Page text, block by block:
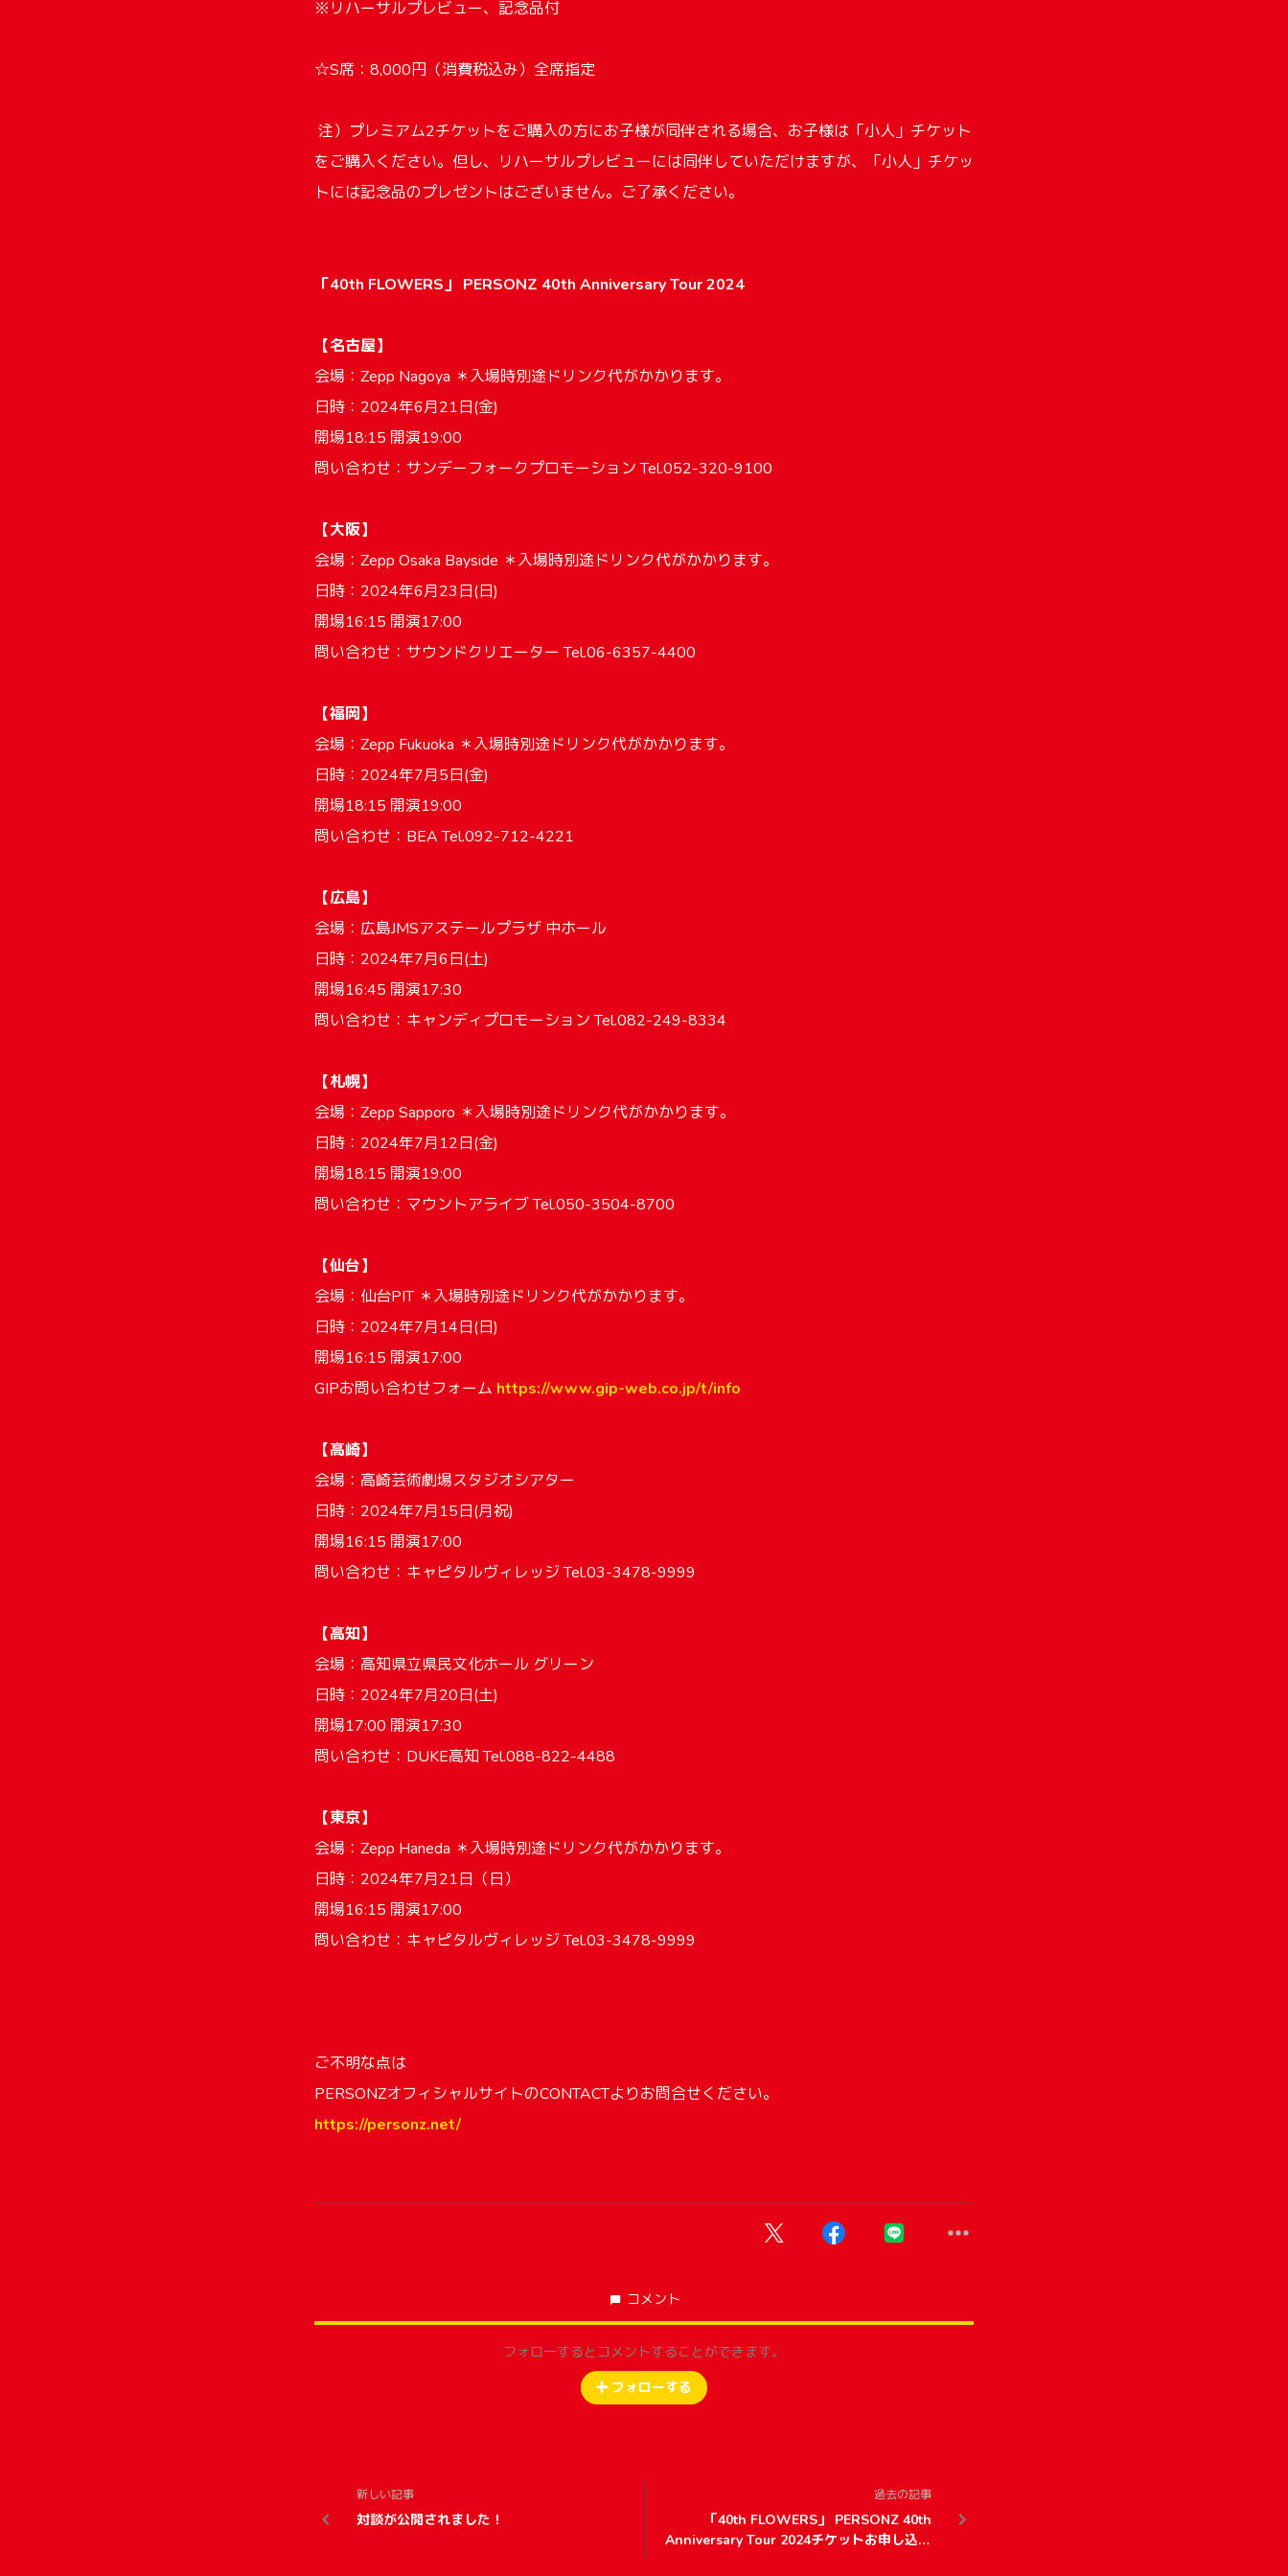
※リハーサルプレビュー、記念品付
☆S席：8,000円（消費税込み）全席指定
注）プレミアム2チケットをご購入の方にお子様が同伴される場合、お子様は「小人」チケット
をご購入ください。但し、リハーサルプレビューには同伴していただけますが、「小人」チケッ
トには記念品のプレゼントはございません。ご了承ください。
「40th FLOWERS」 PERSONZ 40th Anniversary Tour 2024
【名古屋】
会場：Zepp Nagoya ＊入場時別途ドリンク代がかかります。
日時：2024年6月21日(金)
開場18:15 開演19:00
問い合わせ：サンデーフォークプロモーション Tel.052-320-9100
【大阪】
会場：Zepp Osaka Bayside ＊入場時別途ドリンク代がかかります。
日時：2024年6月23日(日)
開場16:15 開演17:00
問い合わせ：サウンドクリエーター Tel.06-6357-4400
【福岡】
会場：Zepp Fukuoka ＊入場時別途ドリンク代がかかります。
日時：2024年7月5日(金)
開場18:15 開演19:00
問い合わせ：BEA Tel.092-712-4221
【広島】
会場：広島JMSアステールプラザ 中ホール
日時：2024年7月6日(土)
開場16:45 開演17:30
問い合わせ：キャンディプロモーション Tel.082-249-8334
【札幌】
会場：Zepp Sapporo ＊入場時別途ドリンク代がかかります。
日時：2024年7月12日(金)
開場18:15 開演19:00
問い合わせ：マウントアライブ Tel.050-3504-8700
【仙台】
会場：仙台PIT ＊入場時別途ドリンク代がかかります。
日時：2024年7月14日(日)
開場16:15 開演17:00
GIPお問い合わせフォーム https://www.gip-web.co.jp/t/info
【高崎】
会場：高崎芸術劇場スタジオシアター
日時：2024年7月15日(月祝)
開場16:15 開演17:00
問い合わせ：キャピタルヴィレッジ Tel.03-3478-9999
【高知】
会場：高知県立県民文化ホール グリーン
日時：2024年7月20日(土)
開場17:00 開演17:30
問い合わせ：DUKE高知 Tel.088-822-4488
【東京】
会場：Zepp Haneda ＊入場時別途ドリンク代がかかります。
日時：2024年7月21日（日）
開場16:15 開演17:00
問い合わせ：キャピタルヴィレッジ Tel.03-3478-9999
ご不明な点は
PERSONZオフィシャルサイトのCONTACTよりお問合せください。
https://personz.net/
コメント
フォローするとコメントすることができます。
フォローする
新しい記事
対談が公開されました！
過去の記事
「40th FLOWERS」 PERSONZ 40th
Anniversary Tour 2024チケットお申し込み